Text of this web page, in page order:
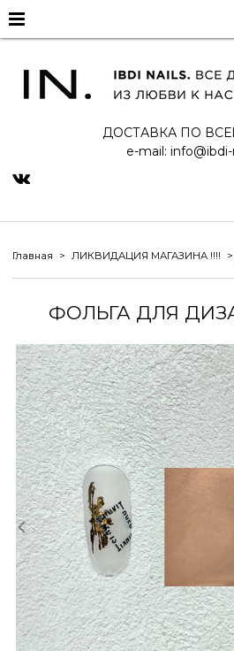
ДОСТАВКА ПО
e-mail: info@ibdi-
Главная ЛИКВИДАЦИЯ МАГАЗИНА !!!!
ФОЛЬГА ДЛЯ